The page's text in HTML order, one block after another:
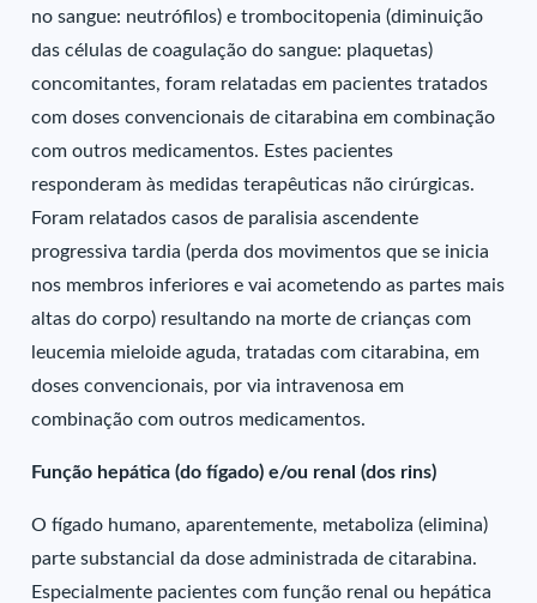
no sangue: neutrófilos) e trombocitopenia (diminuição
das células de coagulação do sangue: plaquetas)
concomitantes, foram relatadas em pacientes tratados
com doses convencionais de citarabina em combinação
com outros medicamentos. Estes pacientes
responderam às medidas terapêuticas não cirúrgicas.
Foram relatados casos de paralisia ascendente
progressiva tardia (perda dos movimentos que se inicia
nos membros inferiores e vai acometendo as partes mais
altas do corpo) resultando na morte de crianças com
leucemia mieloide aguda, tratadas com citarabina, em
doses convencionais, por via intravenosa em
combinação com outros medicamentos.
Função hepática (do fígado) e/ou renal (dos rins)
O fígado humano, aparentemente, metaboliza (elimina)
parte substancial da dose administrada de citarabina.
Especialmente pacientes com função renal ou hepática